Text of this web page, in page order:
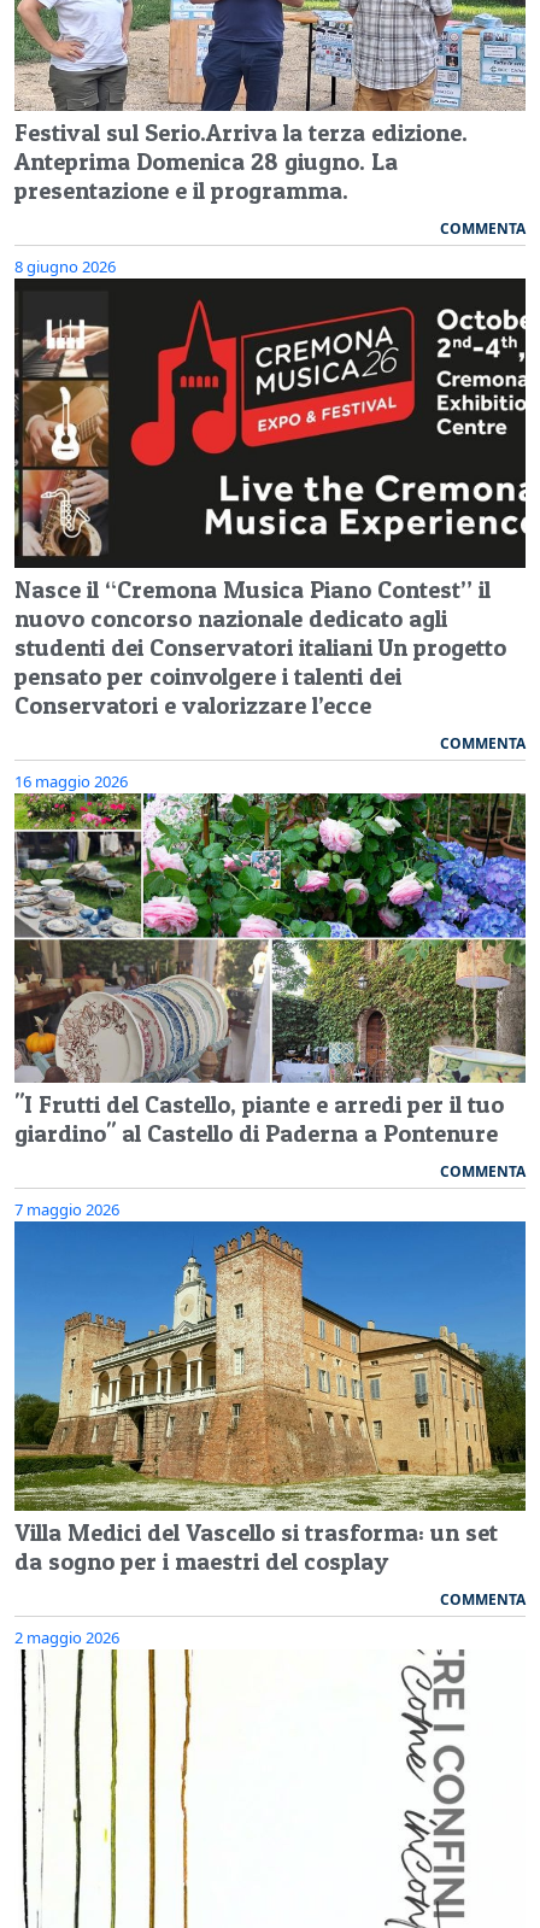
Festival sul Serio.Arriva la terza edizione.
Anteprima Domenica 28 giugno. La
presentazione e il programma.
COMMENTA
8 giugno 2026
Nasce il “Cremona Musica Piano Contest” il
nuovo concorso nazionale dedicato agli
studenti dei Conservatori italiani Un progetto
pensato per coinvolgere i talenti dei
Conservatori e valorizzare l’ecce
COMMENTA
16 maggio 2026
"I Frutti del Castello, piante e arredi per il tuo
giardino" al Castello di Paderna a Pontenure
COMMENTA
7 maggio 2026
Villa Medici del Vascello si trasforma: un set
da sogno per i maestri del cosplay
COMMENTA
2 maggio 2026